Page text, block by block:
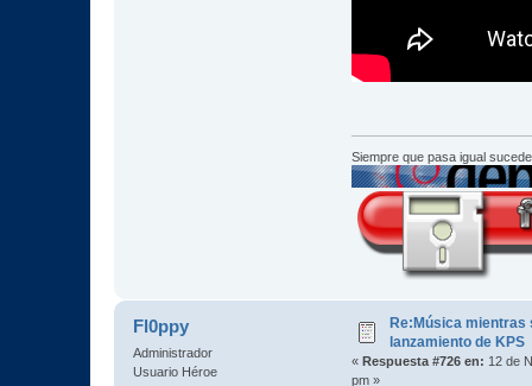
Siempre que pasa igual
Fl0ppy
Administrador
Usuario Héroe
Re:Música mientras
lanzamiento de KPS
« Respuesta #726 en: 12 de
pm »